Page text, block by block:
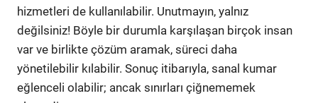
hizmetleri de kullanılabilir. Unutmayın, yalnız
değilsiniz! Böyle bir durumla karşılaşan birçok insan
var ve birlikte çözüm aramak, süreci daha
yönetilebilir kılabilir. Sonuç itibarıyla, sanal kumar
eğlenceli olabilir; ancak sınırları çiğnememek